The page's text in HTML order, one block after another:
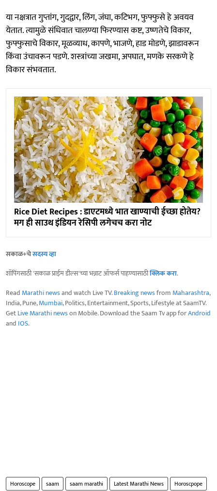
या नक्षत्रात गुप्तांग, गुदद्वार, लिंग, जंघा, कटिभग, फुफ्फुसे हे अवयव
येतात. त्यामुळे संधिवात चालण्या फिरण्यास कष्ट, उष्णतेचे विकार,
फुफ्फुसाचे विकार, मूळव्याध, कापणे, भाजणे, हाड मोडणे, झाडावरून
किंवा उंचावरून पडणे. शस्त्रांच्या जखमा, अपघात, मणके सरकणे हे
विकार संभवतात.
Rice Diet Recipes : डाएटमध्ये भात खाण्याची ईच्छा होतेय?
मग ही साउथ इंडियन रेसिपी लगेचच करा नोट
सकाळ+चेसदस्य व्हा
शॉपिंगसाठी 'सकाळ प्राईम डील्स'च्या भन्नाट ऑफर्स पाहण्यासाठीक्लिक करा.
Read Marathi newsand watch Live TV.Breaking newsfrom Maharashtra,
India, Pune,Mumbai, Politics, Entertainment, Sports, Lifestyle at SaamTV.
GetLive Marathi newson Mobile. Download the Saam Tv app forAndroid
and IOS.
Horoscope saam saam marathi Latest Marathi News
Horoscpope